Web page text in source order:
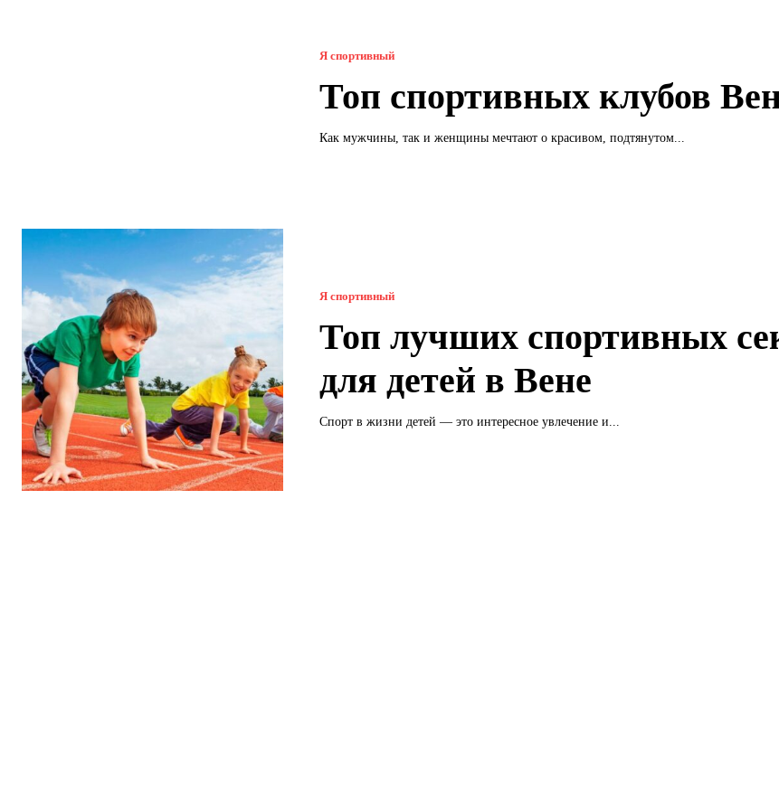
Я спортивный
Топ спортивных клубов
Как мужчины, так и женщины мечтают о красивом, подтянутом...
Я спортивный
Топ лучших спортивных
для детей в Вене
Спорт в жизни детей — это интересное увлечение и...